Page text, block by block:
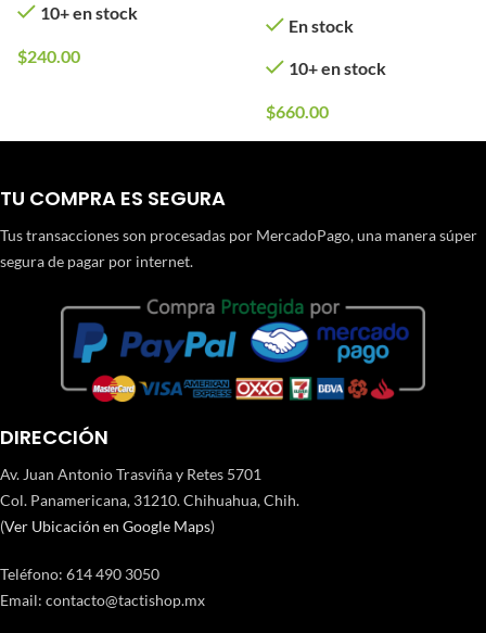
10+ en stock
$240.00
En stock
10+ en stock
$660.00
TU COMPRA ES SEGURA
Tus transacciones son procesadas por MercadoPago, una manera súper
segura de pagar por internet.
DIRECCIÓN
Av. Juan Antonio Trasviña y Retes 5701
Col. Panamericana, 31210. Chihuahua, Chih.
(Ver Ubicación en Google Maps)
Teléfono: 614 490 3050
Email: contacto@tactishop.mx